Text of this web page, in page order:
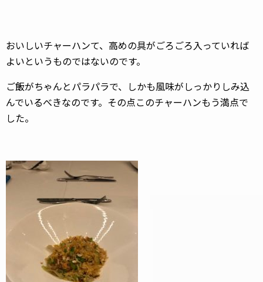
おいしいチャーハンて、高めの具がごろごろ入っていれば
よいというものではないのです。
ご飯がちゃんとパラパラで、しかも風味がしっかりしみ込
んでいるべきなのです。その点このチャーハンもう満点で
した。